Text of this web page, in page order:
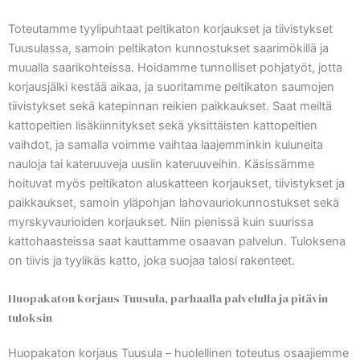
Toteutamme tyylipuhtaat peltikaton korjaukset ja tiivistykset
Tuusulassa, samoin peltikaton kunnostukset saarimökillä ja
muualla saarikohteissa. Hoidamme tunnolliset pohjatyöt, jotta
korjausjälki kestää aikaa, ja suoritamme peltikaton saumojen
tiivistykset sekä katepinnan reikien paikkaukset. Saat meiltä
kattopeltien lisäkiinnitykset sekä yksittäisten kattopeltien
vaihdot, ja samalla voimme vaihtaa laajemminkin kuluneita
nauloja tai kateruuveja uusiin kateruuveihin. Käsissämme
hoituvat myös peltikaton aluskatteen korjaukset, tiivistykset ja
paikkaukset, samoin yläpohjan lahovauriokunnostukset sekä
myrskyvaurioiden korjaukset. Niin pienissä kuin suurissa
kattohaasteissa saat kauttamme osaavan palvelun. Tuloksena
on tiivis ja tyylikäs katto, joka suojaa talosi rakenteet.
Huopakaton korjaus Tuusula, parhaalla palvelulla ja pitävin
tuloksin
Huopakaton korjaus Tuusula – huolellinen toteutus osaajiemme